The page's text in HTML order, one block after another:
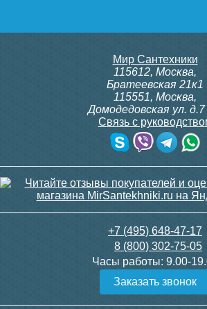
Мир Сантехники
115612, Москва,
Братеевская 21к1
115551, Москва,
Домодедовская ул. д.7
Связь с
+7 (495) 648-47-17
8 (800) 302-75-05
Часы работы: 9.00-
Заказать звонок